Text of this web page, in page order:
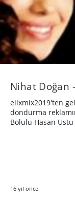
Nihat Doğan
elixmix2019'ten
dondurma
Bolulu Hasan
16 yıl önce